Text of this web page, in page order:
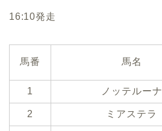
16:10発走
馬番 馬名
1 ノッテルーナ
2 ミアステラ